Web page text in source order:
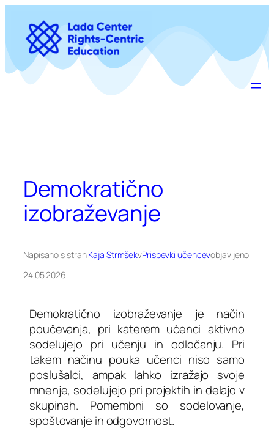
vsebino
Demokratično
izobraževanje
Napisano s straniKaja StrmšekvPrispevki učencevobjavljeno
24.05.2026
Demokratično izobraževanje je način
poučevanja, pri katerem učenci aktivno
sodelujejo pri učenju in odločanju. Pri
takem načinu pouka učenci niso samo
poslušalci, ampak lahko izražajo svoje
mnenje, sodelujejo pri projektih in delajo v
skupinah. Pomembni so sodelovanje,
spoštovanje in odgovornost.